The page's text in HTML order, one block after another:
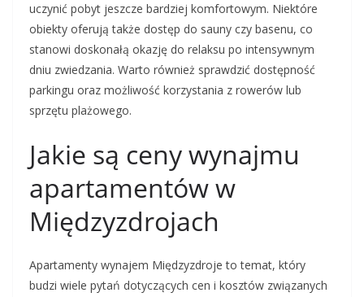
uczynić pobyt jeszcze bardziej komfortowym. Niektóre
obiekty oferują także dostęp do sauny czy basenu, co
stanowi doskonałą okazję do relaksu po intensywnym
dniu zwiedzania. Warto również sprawdzić dostępność
parkingu oraz możliwość korzystania z rowerów lub
sprzętu plażowego.
Jakie są ceny wynajmu
apartamentów w
Międzyzdrojach
Apartamenty wynajem Międzyzdroje to temat, który
budzi wiele pytań dotyczących cen i kosztów związanych